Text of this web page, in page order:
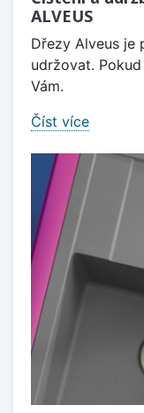
ALVEUS
Dřezy Alveus je
udržovat.
Vám.
Číst více